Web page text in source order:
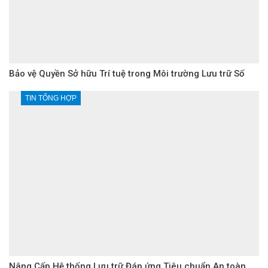
Bảo vệ Quyền Sở hữu Trí tuệ trong Môi trường Lưu trữ Số
TIN TỔNG HỢP